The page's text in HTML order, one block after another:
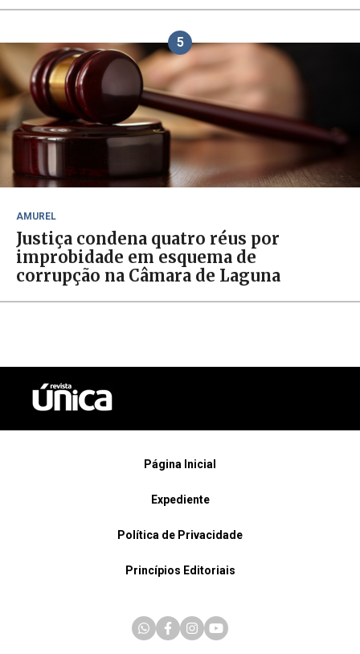
5
AMUREL
Justiça condena quatro réus por
improbidade em esquema de
corrupção na Câmara de Laguna
Página Inicial
Expediente
Política de Privacidade
Princípios Editoriais